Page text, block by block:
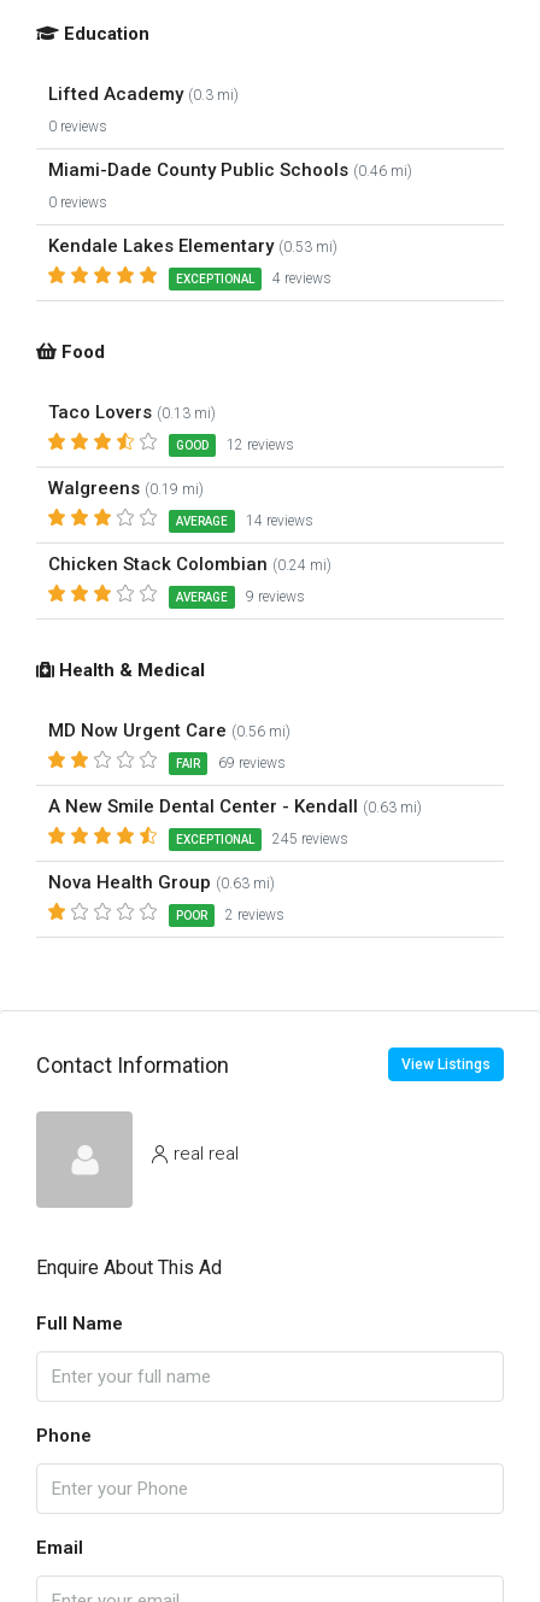
Education
Lifted Academy (0.3 mi)
0 reviews
Miami-Dade County Public Schools (0.46 mi)
0 reviews
Kendale Lakes Elementary (0.53 mi)
EXCEPTIONAL 4 reviews
Food
Taco Lovers (0.13 mi)
GOOD 12 reviews
Walgreens (0.19 mi)
AVERAGE 14 reviews
Chicken Stack Colombian (0.24 mi)
AVERAGE 9 reviews
Health & Medical
MD Now Urgent Care (0.56 mi)
FAIR 69 reviews
A New Smile Dental Center - Kendall (0.63 mi)
EXCEPTIONAL 245 reviews
Nova Health Group (0.63 mi)
POOR 2 reviews
Contact Information View Listings
real real
Enquire About This Ad
Full Name
Phone
Email